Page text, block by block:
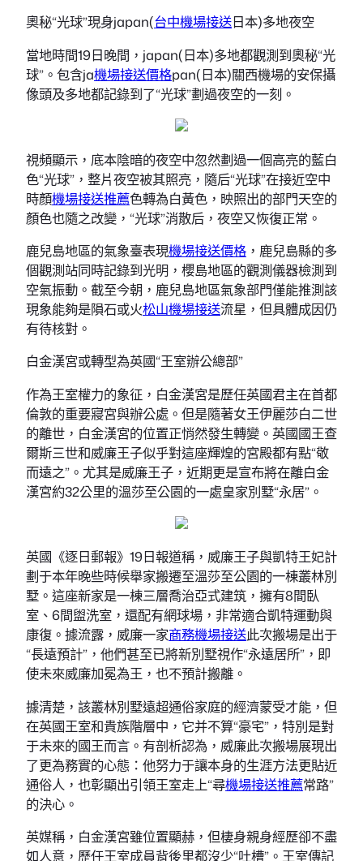
奧秘“光球”現身japan(台中機場接送日本)多地夜空
當地時間19日晚間，japan(日本)多地都觀測到奧秘“光
球”。包含ja機場接送價格pan(日本)關西機場的安保攝
像頭及多地都記錄到了“光球”劃過夜空的一刻。
視頻顯示，底本陰暗的夜空中忽然劃過一個高亮的藍白
色“光球”，整片夜空被其照亮，隨后“光球”在接近空中
時顏機場接送推薦色轉為白黃色，映照出的部門天空的
顏色也隨之改變，“光球”消散后，夜空又恢復正常。
鹿兒島地區的氣象臺表現機場接送價格 ，鹿兒島縣的多
個觀測站同時記錄到光明，櫻島地區的觀測儀器檢測到
空氣振動。截至今朝，鹿兒島地區氣象部門僅能推測該
現象能夠是隕石或火松山機場接送流星，但具體成因仍
有待核對。
白金漢宮或轉型為英國“王室辦公總部”
作為王室權力的象征，白金漢宮是歷任英國君主在首都
倫敦的重要寢宮與辦公處。但是隨著女王伊麗莎白二世
的離世，白金漢宮的位置正悄然發生轉變。英國國王查
爾斯三世和威廉王子似乎對這座輝煌的宮殿都有點“敬
而遠之”。尤其是威廉王子，近期更是宣布將在離白金
漢宮約32公里的溫莎至公園的一處皇家別墅“永居”。
英國《逐日郵報》19日報道稱，威廉王子與凱特王妃計
劃于本年晚些時候舉家搬遷至溫莎至公園的一棟叢林別
墅。這座新家是一棟三層喬治亞式建筑，擁有8間臥
室、6間盥洗室，還配有網球場，非常適合凱特運動與
康復。據流露，威廉一家商務機場接送此次搬場是出于
“長遠預計”，他們甚至已將新別墅視作“永遠居所”，即
使未來威廉加冕為王，也不預計搬離。
據清楚，該叢林別墅遠超通俗家庭的經濟蒙受才能，但
在英國王室和貴族階層中，它并不算“豪宅”，特別是對
于未來的國王而言。有剖析認為，威廉此次搬場展現出
了更為務實的心態：他努力于讓本身的生涯方法更貼近
通俗人，也彰顯出引領王室走上“尋機場接送推薦常路”
的決心。
英媒稱，白金漢宮雖位置顯赫，但棲身親身經歷卻不盡
如人意，歷任王室成員背後里都沒少“吐槽”。王室傳記